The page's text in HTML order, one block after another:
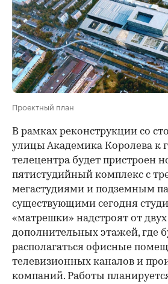
Проектный план
В рамках реконструкции со
улицы Академика Королева к
телецентра будет пристроен
пятистудийный комплекс с
мегастудиями и подземным
существующими сегодня
«матрешки» надстроят от
дополнительных этажей, где
располагаться офисные
телевизионных каналов и
компаний. Работы